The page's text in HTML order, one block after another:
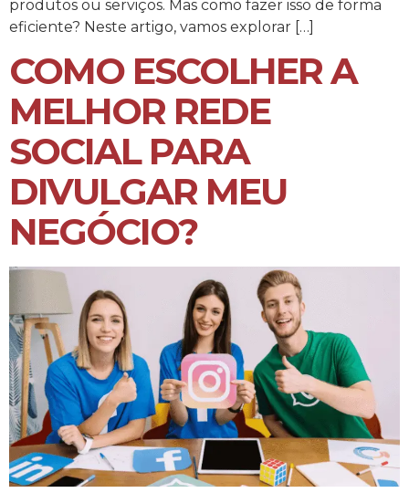
produtos ou serviços. Mas como fazer isso de forma
eficiente? Neste artigo, vamos explorar […]
COMO ESCOLHER A
MELHOR REDE
SOCIAL PARA
DIVULGAR MEU
NEGÓCIO?